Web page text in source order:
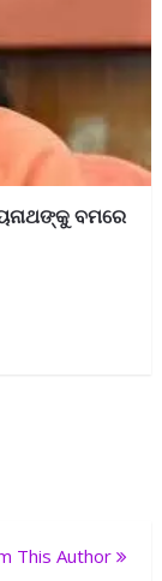
ବମରେ
This Author